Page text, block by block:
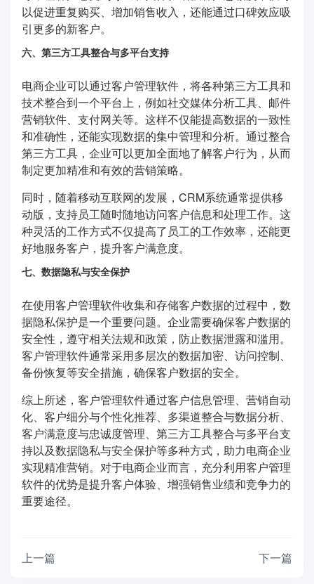
以促进重复购买、增加销售收入，还能通过口碑效应吸
引更多的新客户。
六、第三方工具整合与多平台支持
电商企业可以通过客户管理软件，将各种第三方工具和
技术整合到一个平台上，例如社交媒体分析工具、邮件
营销软件、支付网关等。这样不仅能提高数据的一致性
和准确性，还能实现数据的集中管理和分析。通过整合
第三方工具，企业可以更加全面地了解客户行为，从而
制定更加精准和有效的营销策略。
同时，随着移动互联网的发展，CRM系统通常提供移
动版，支持员工随时随地访问客户信息和处理工作。这
种灵活的工作方式不仅提高了员工的工作效率，还能更
好地服务客户，提升客户满意度。
七、数据隐私与安全保护
在使用客户管理软件收集和存储客户数据的过程中，数
据隐私保护是一个重要问题。企业需要确保客户数据的
安全性，遵守相关法规和政策，防止数据泄露和滥用。
客户管理软件通常采用多层次的数据加密、访问控制、
备份恢复等安全措施，确保客户数据的安全。
综上所述，客户管理软件通过客户信息管理、营销自动
化、客户细分与个性化推荐、多渠道整合与数据分析、
客户满意度与忠诚度管理、第三方工具整合与多平台支
持以及数据隐私与安全保护等多种方式，助力电商企业
实现精准营销。对于电商企业而言，充分利用客户管理
软件的优势是提升客户体验、增强销售业绩和竞争力的
重要途径。
上一篇 下一篇